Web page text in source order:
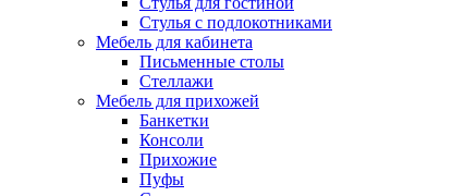
Стулья с подлокотниками
Мебель для кабинета
Письменные столы
Стеллажи
Мебель для прихожей
Банкетки
Консоли
Прихожие
Пуфы